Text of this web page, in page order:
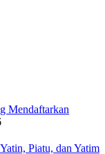
Mendaftarkan
Piatu, dan Yatim